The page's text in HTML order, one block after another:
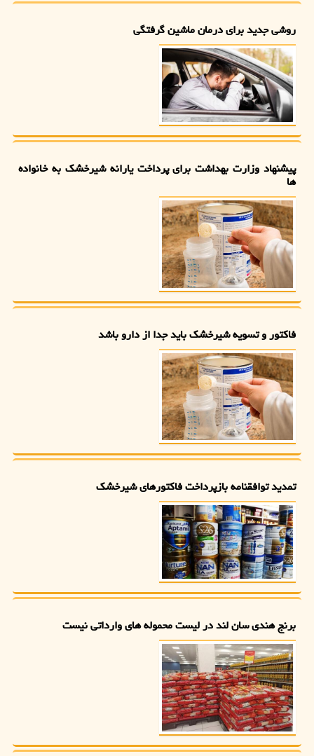
روشی جدید برای درمان ماشین گرفتگی
پیشنهاد وزارت بهداشت برای پرداخت یارانه شیرخشک به خانواده
ها
فاکتور و تسویه شیرخشک باید جدا از دارو باشد
تمدید توافقنامه بازپرداخت فاکتورهای شیرخشک
برنج هندی سان لند در لیست محموله های وارداتی نیست